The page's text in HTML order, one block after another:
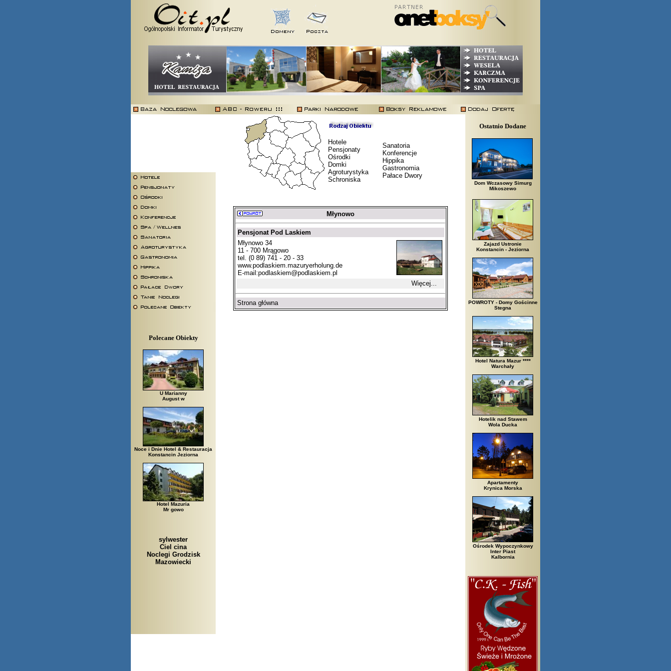
Polecane Obiekty
U Marianny
August w
Noce i Dnie Hotel & Restauracja
Konstancin Jeziorna
Hotel Mazuria
Mr gowo
sylwester
Ciel cina
Noclegi Grodzisk
Mazowiecki
Hotele
Pensjonaty
Ośrodki
Domki
Agroturystyka
Schroniska
Sanatoria
Konferencje
Hippika
Gastronomia
Pałace Dwory
Młynowo
Pensjonat Pod Laskiem
Młynowo 34
11 - 700 Mrągowo
tel. (0 89) 741 - 20 - 33
www.podlaskiem.mazuryerholung.de
E-mail:podlaskiem@podlaskiem.pl
Więcej...
Strona główna
Arłamów, Augustów, Babice Stare, Bachanowo, Barczewo, Bardo, Białobrzegi, Białowieża, Bielsko Biała, Biały Bór, Biały Dunajec,
Ostatnio Dodane
Dom Wczasowy Simurg
Mikoszewo
Zajazd Ustronie
Konstancin - Jeziorna
POWROTY - Domy Gościnne
Stegna
Hotel Natura Mazur ****
Warchały
Hotelik nad Stawem
Wola Ducka
Apartamenty
Krynica Morska
Ośrodek Wypoczynkowy
Inter Piast
Kalbornia